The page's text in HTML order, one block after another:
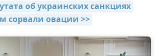
об украинских санкциях
сорвали овации >>